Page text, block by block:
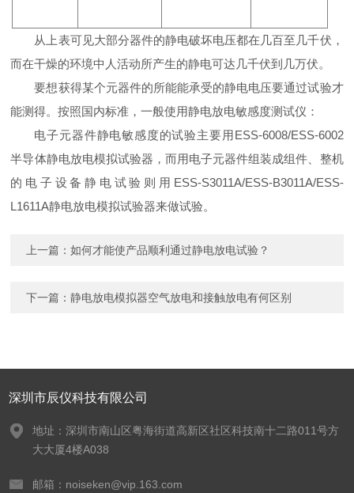
从上表可见大部分器件的静电破坏电压都在几百至几千伏，
而在干燥的环境中人活动所产生的静电可达几千伏到几万伏。
要想获得某个元器件的所能能承受的静电电压要通过试验才
能测得。按照国内标准，一般使用静电放电敏感度测试仪：
电子元器件静电敏感度的试验主要用ESS-6008/ESS-6002
半导体静电放电模拟试验器，而用电子元器件组装成组件、整机
的电子设备静电试验则用ESS-S3011A/ESS-B3011A/ESS-
L1611A静电放电模拟试验器来做试验。
上一篇：如何才能使产品顺利通过静电放电试验？
下一篇：静电放电模拟器空气放电和接触放电有何区别
深圳市辰仪科技有限公司
地址：深圳市南山区粤海街道高新区社区科技南十二路011号方
大大厦4楼A038
邮箱：noiseken@vip.163.com